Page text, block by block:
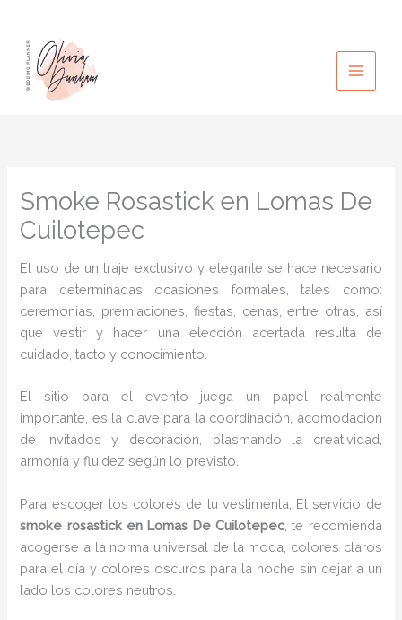
contenido
Smoke Rosastick en Lomas De
Cuilotepec
El uso de un traje exclusivo y elegante se hace necesario
para determinadas ocasiones formales, tales como:
ceremonias, premiaciones, fiestas, cenas, entre otras, así
que vestir y hacer una elección acertada resulta de
cuidado, tacto y conocimiento.
El sitio para el evento juega un papel realmente
importante, es la clave para la coordinación, acomodación
de invitados y decoración, plasmando la creatividad,
armonía y fluidez según lo previsto.
Para escoger los colores de tu vestimenta, El servicio de
smoke rosastick en Lomas De Cuilotepec, te recomienda
acogerse a la norma universal de la moda, colores claros
para el día y colores oscuros para la noche sin dejar a un
lado los colores neutros.